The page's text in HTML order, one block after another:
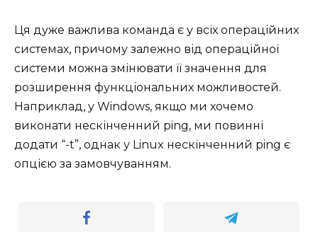
Ця дуже важлива команда є у всіх операційних
системах, причому залежно від операційної
системи можна змінювати її значення для
розширення функціональних можливостей.
Наприклад, у Windows, якщо ми хочемо
виконати нескінченний ping, ми повинні
додати “-t”, однак у Linux нескінченний ping є
опцією за замовчуванням.